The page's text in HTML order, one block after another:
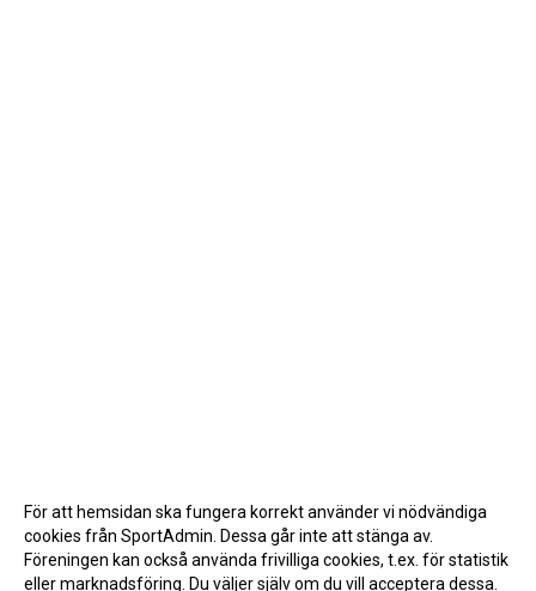
För att hemsidan ska fungera korrekt använder vi nödvändiga
cookies från SportAdmin. Dessa går inte att stänga av.
Föreningen kan också använda frivilliga cookies, t.ex. för statistik
eller marknadsföring. Du väljer själv om du vill acceptera dessa.